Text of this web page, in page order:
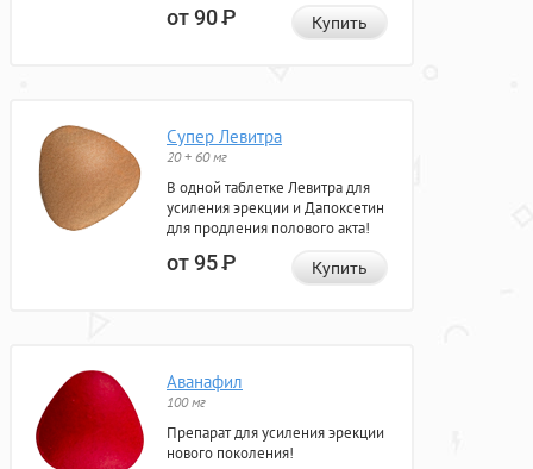
от 90Р Купить
Супер Левитра
20 + 60 мг
В одной таблетке Левитра для
усиления эрекции и Дапоксетин
для продления полового акта!
от 95Р Купить
Аванафил
100 мг
Препарат для усиления эрекции
нового поколения!